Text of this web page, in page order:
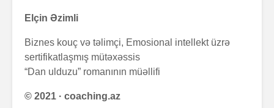
Elçin Əzimli
Biznes kouç və təlimçi, Emosional intellekt üzrə
sertifikatlaşmış mütəxəssis
“Dan ulduzu” romanının müəllifi
© 2021 · coaching.az
Zaman keçir,
yoxsa biz?